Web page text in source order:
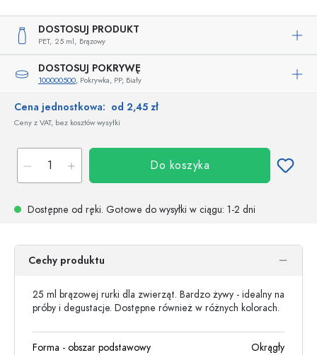
DOSTOSUJ PRODUKT
PET, 25 ml, Brązowy
DOSTOSUJ POKRYWĘ
100000500, Pokrywka, PP, Biały
Cena jednostkowa: od 2,45 zł
Ceny z VAT, bez kosztów wysyłki
Do koszyka
Dostępne od ręki. Gotowe do wysyłki w ciągu: 1-2 dni
Cechy produktu
25 ml brązowej rurki dla zwierząt. Bardzo żywy - idealny na
próby i degustacje. Dostępne również w różnych kolorach.
Forma - obszar podstawowy Okrągły